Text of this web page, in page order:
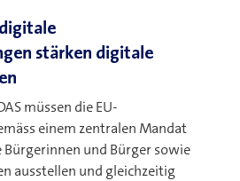
stärken digitale
müssen die EU-
einem zentralen Mandat
Bürgerinnen und Bürger sowie
ausstellen und gleichzeitig